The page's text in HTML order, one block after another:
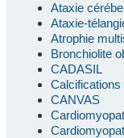
Ataxie
Ataxie-
Atrophie
Bronchiolite
CADASIL
CANVAS